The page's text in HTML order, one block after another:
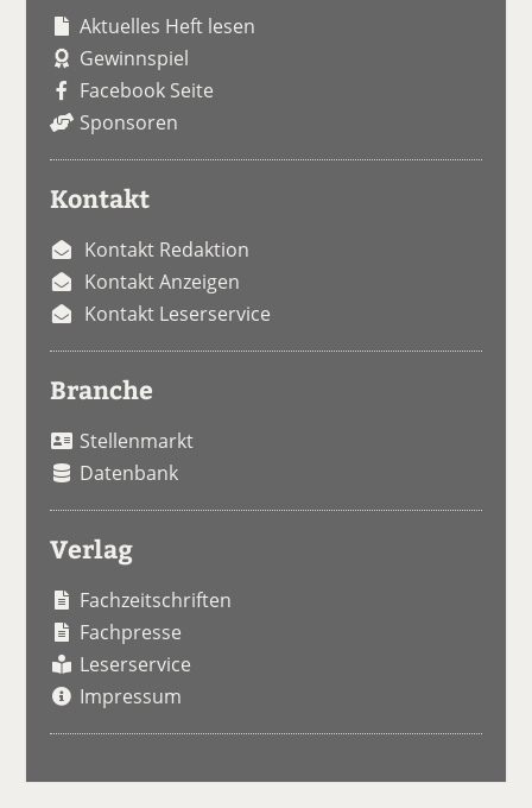
Aktuelles Heft lesen
Gewinnspiel
Facebook Seite
Sponsoren
Kontakt
Kontakt Redaktion
Kontakt Anzeigen
Kontakt Leserservice
Branche
Stellenmarkt
Datenbank
Verlag
Fachzeitschriften
Fachpresse
Leserservice
Impressum